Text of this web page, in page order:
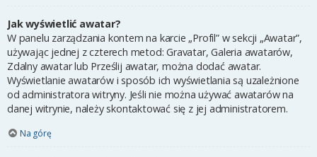
Jak wyświetlić awatar?
W panelu zarządzania kontem na karcie „Profil” w sekcji „Awatar”,
używając jednej z czterech metod: Gravatar, Galeria awatarów,
Zdalny awatar lub Prześlij awatar, można dodać awatar.
Wyświetlanie awatarów i sposób ich wyświetlania są uzależnione
od administratora witryny. Jeśli nie można używać awatarów na
danej witrynie, należy skontaktować się z jej administratorem.
Na górę